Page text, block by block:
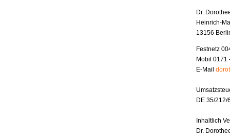
Dr.
Heinrich-
13156
Festnetz
Mobil 0171
E-Mail
DE 35/212/
Inhaltlich
Dr.